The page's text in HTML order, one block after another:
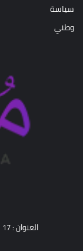
سياسة
وطني
العنوان : 17 زنقة موسى بن نصير الطابق2 رقم 34 طنجة